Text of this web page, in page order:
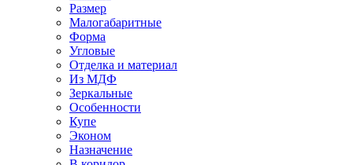
Размер
Малогабаритные
Форма
Угловые
Отделка и материал
Из МДФ
Зеркальные
Особенности
Купе
Эконом
Назначение